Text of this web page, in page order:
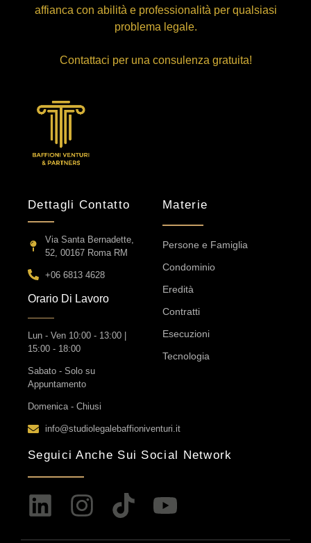
affianca con abilità e professionalità per qualsiasi
problema legale.
Contattaci per una consulenza gratuita!
Dettagli Contatto
Via Santa Bernadette,
52, 00167 Roma RM
+06 6813 4628
Orario Di Lavoro
Lun - Ven 10:00 - 13:00 |
15:00 - 18:00
Sabato - Solo su
Appuntamento
Domenica - Chiusi
info@studiolegalebaffioniventuri.it
Materie
Persone e Famiglia
Condominio
Eredità
Contratti
Esecuzioni
Tecnologia
Seguici Anche Sui Social Network